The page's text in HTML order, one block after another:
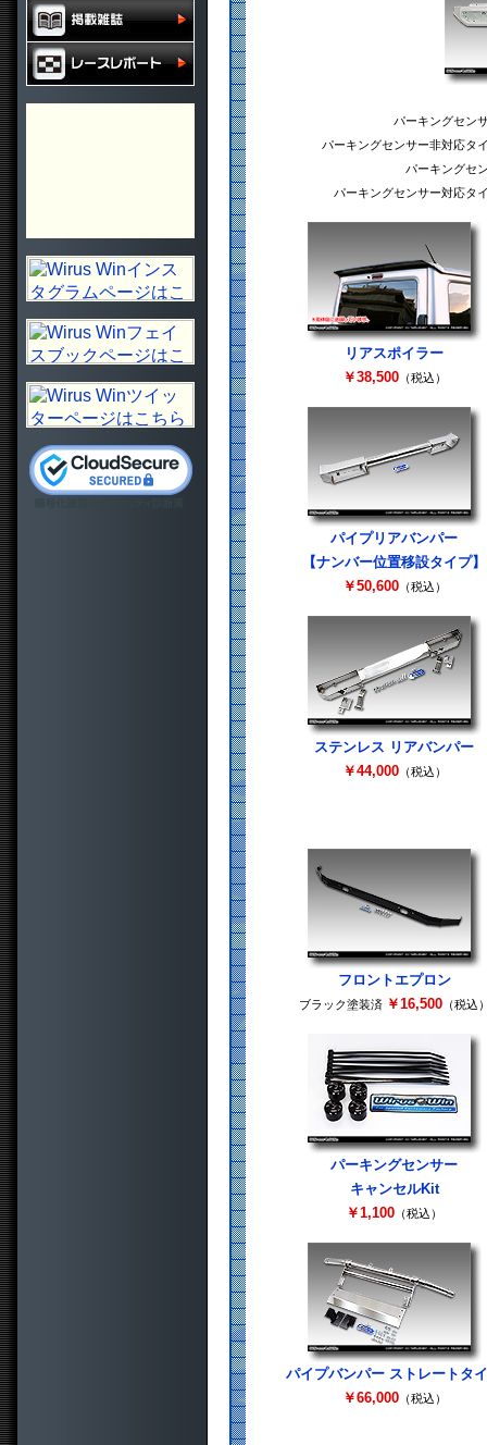
パーキングセン
パーキングセンサー非対応タ
パーキングセ
パーキングセンサー対応タ
リアスポイラー
￥38,500（税込）
パイプリアバンパー
【ナンバー位置移設タイプ】
￥50,600（税込）
ステンレス リアバンパー
￥44,000（税込）
フロントエプロン
ブラック塗装済 ￥16,500（税込
パーキングセンサー
キャンセルKit
￥1,100 （税込）
パイプバンパー ストレートタ
￥66,000（税込）